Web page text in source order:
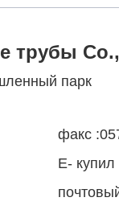
трубы
парк
факс
E-